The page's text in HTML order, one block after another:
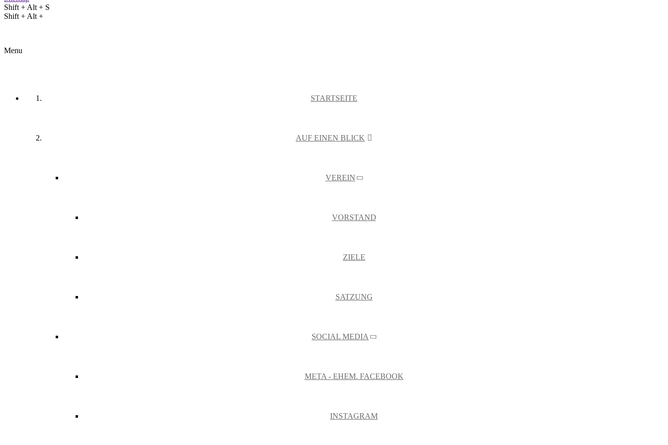
Shift + Alt + S
Shift + Alt +
Menu
STARTSEITE
AUF EINEN BLICK
VEREIN
VORSTAND
ZIELE
SATZUNG
SOCIAL MEDIA
META - EHEM. FACEBOOK
INSTAGRAM